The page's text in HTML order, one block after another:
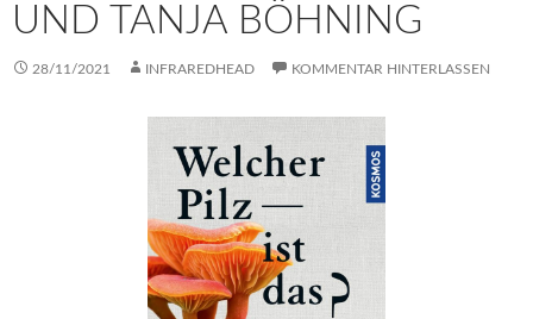
UND TANJA BÖHNING
28/11/2021 INFRAREDHEAD KOMMENTAR HINTERLASSEN